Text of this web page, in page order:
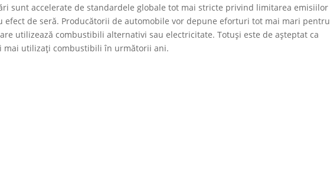
sunt accelerate de standardele globale tot mai stricte privind limitarea emisiilor
efect de seră. Producătorii de automobile vor depune eforturi tot mai mari pentru
utilizează combustibili alternativi sau electricitate. Totuși este de așteptat ca
mai utilizați combustibili în următorii ani.